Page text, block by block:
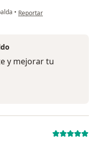
• en opinión del usuario
Reportar
y mejorar tu